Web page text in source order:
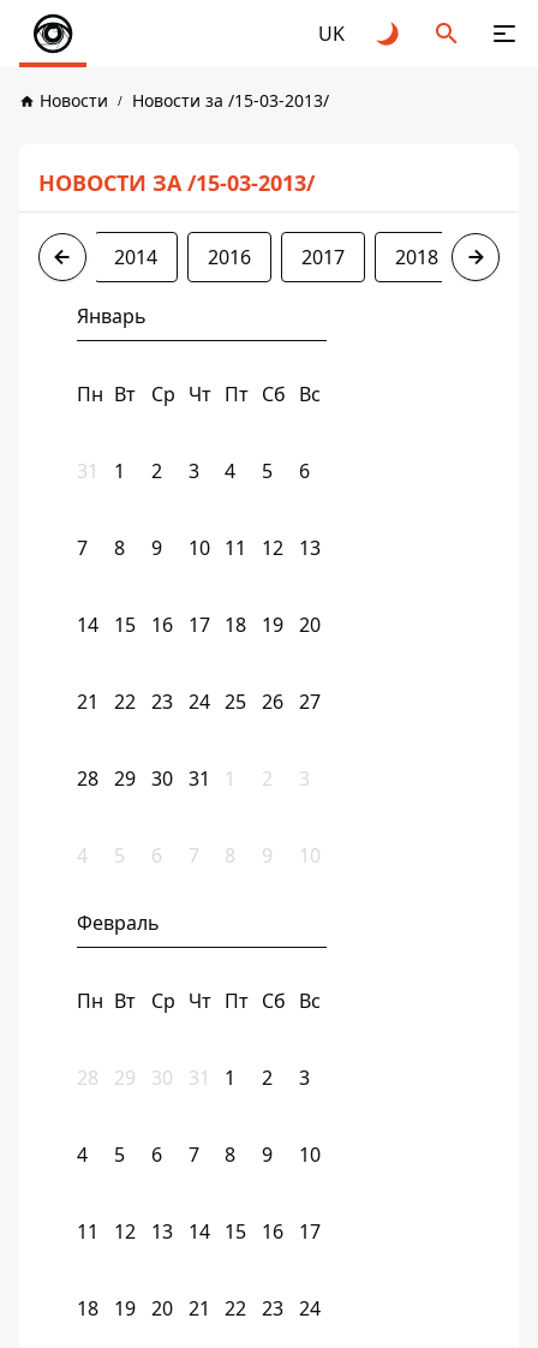
UK
Новости Новости за /15-03-2013/
НОВОСТИ ЗА /15-03-2013/
2013 2014 2016 2017 2018 2019
Январь
Пн Вт Ср Чт Пт Сб Вс
31 1 2 3 4 5 6
7 8 9 10 11 12 13
14 15 16 17 18 19 20
21 22 23 24 25 26 27
28 29 30 31 1 2 3
4 5 6 7 8 9 10
Февраль
Пн Вт Ср Чт Пт Сб Вс
28 29 30 31 1 2 3
4 5 6 7 8 9 10
11 12 13 14 15 16 17
18 19 20 21 22 23 24